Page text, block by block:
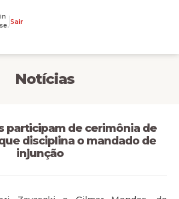
Sair
Notícias
participam de cerimônia de
disciplina o mandado de
injunção